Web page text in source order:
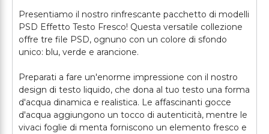
Presentiamo il nostro rinfrescante pacchetto di modelli
PSD Effetto Testo Fresco! Questa versatile collezione
offre tre file PSD, ognuno con un colore di sfondo
unico: blu, verde e arancione.
Preparati a fare un'enorme impressione con il nostro
design di testo liquido, che dona al tuo testo una forma
d'acqua dinamica e realistica. Le affascinanti gocce
d'acqua aggiungono un tocco di autenticità, mentre le
vivaci foglie di menta forniscono un elemento fresco e